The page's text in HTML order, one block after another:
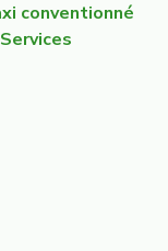
conventionné